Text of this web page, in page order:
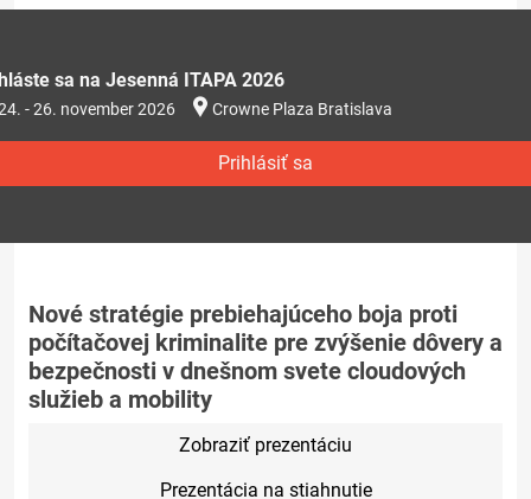
sa na Jesenná ITAPA 2026
- 26. november 2026 Crowne Plaza Bratislava
Prihlásiť sa
Nové stratégie prebiehajúceho boja proti
počítačovej kriminalite pre zvýšenie dôvery a
bezpečnosti v dnešnom svete cloudových
služieb a mobility
Zobraziť prezentáciu
Prezentácia na stiahnutie